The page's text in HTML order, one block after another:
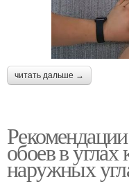
читать дальше →
обоев в
наружных